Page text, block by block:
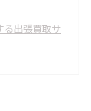
る出張買取サ